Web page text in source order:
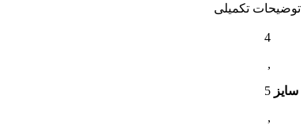
توضیحات تکمیلی
سایز
4
,
5
,